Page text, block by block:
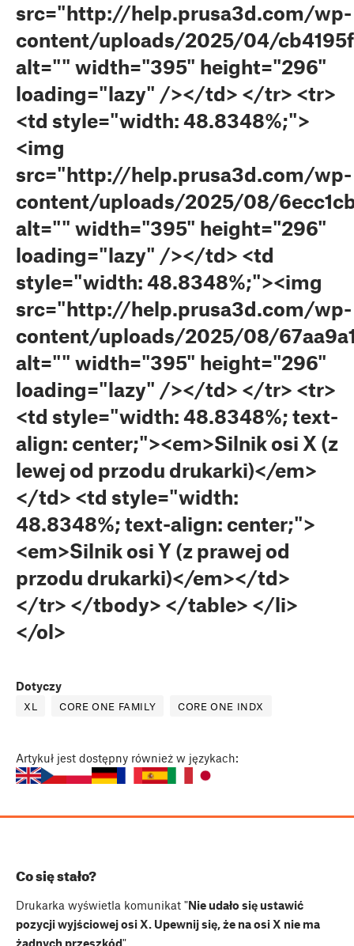
src="http://help.prusa3d.com/wp-
content/uploads/2025/04/
alt="" width="395" height="296"
loading="lazy" /></td> </tr> <tr>
<td style="width: 48.8348%;">
<img
src="http://help.prusa3d.com/wp-
content/uploads/2025/08/
alt="" width="395" height="296"
loading="lazy" /></td> <td
style="width: 48.8348%;"><img
src="http://help.prusa3d.com/wp-
content/uploads/2025/08/
alt="" width="395" height="296"
loading="lazy" /></td> </tr> <tr>
<td style="width: 48.8348%; text-
align: center;"><em>Silnik osi X (z
lewej od przodu drukarki)</em>
</td> <td style="width:
48.8348%; text-align: center;">
<em>Silnik osi Y (z prawej od
przodu drukarki)</em></td>
</tr> </tbody> </table> </li>
</ol>
Dotyczy
XL CORE ONE FAMILY CORE ONE INDX
Artykuł jest dostępny również w językach:
Co się stało?
Drukarka wyświetla komunikat "Nie udało się ustawić
pozycji wyjściowej osi X. Upewnij się, że na osi X nie ma
żadnych przeszkód".